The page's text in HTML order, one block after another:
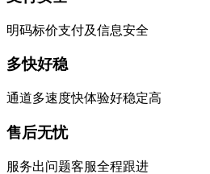
明码标价支付及信息安全
多快好稳
通道多速度快体验好稳定高
售后无忧
服务出问题客服全程跟进